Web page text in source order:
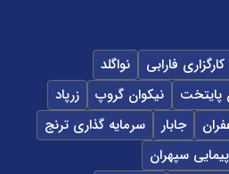
کارگزاری فارابی
نواگلد
پایتخت نیکوان گروپ
زرپاد
جابار
سرمایه گذاری ترنج
سپهران